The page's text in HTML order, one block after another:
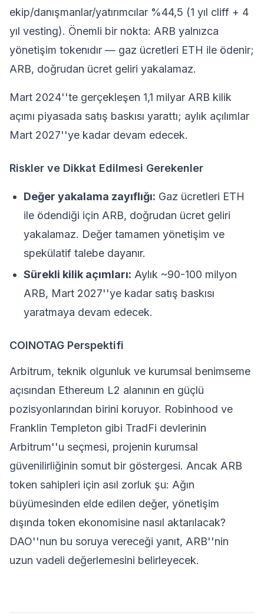
ekip/danışmanlar/yatırımcılar %44,5 (1 yıl cliff + 4
yıl vesting). Önemli bir nokta: ARB yalnızca
yönetişim tokenıdır — gaz ücretleri ETH ile ödenir;
ARB, doğrudan ücret geliri yakalamaz.
Mart 2024''te gerçekleşen 1,1 milyar ARB kilik
açımı piyasada satış baskısı yarattı; aylık açılımlar
Mart 2027''ye kadar devam edecek.
Riskler ve Dikkat Edilmesi Gerekenler
Değer yakalama zayıflığı: Gaz ücretleri ETH
ile ödendiği için ARB, doğrudan ücret geliri
yakalamaz. Değer tamamen yönetişim ve
spekülatif talebe dayanır.
Sürekli kilik açımları: Aylık ~90-100 milyon
ARB, Mart 2027''ye kadar satış baskısı
yaratmaya devam edecek.
COINOTAG Perspektifi
Arbitrum, teknik olgunluk ve kurumsal benimseme
açısından Ethereum L2 alanının en güçlü
pozisyonlarından birini koruyor. Robinhood ve
Franklin Templeton gibi TradFi devlerinin
Arbitrum''u seçmesi, projenin kurumsal
güvenilirliğinin somut bir göstergesi. Ancak ARB
token sahipleri için asıl zorluk şu: Ağın
büyümesinden elde edilen değer, yönetişim
dışında token ekonomisine nasıl aktarılacak?
DAO''nun bu soruya vereceği yanıt, ARB''nin
uzun vadeli değerlemesini belirleyecek.